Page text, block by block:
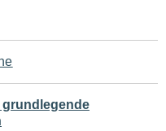
grundlegende